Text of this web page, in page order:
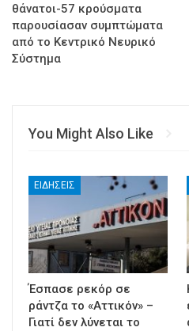
θάνατοι-57 κρούσματα
παρουσίασαν συμπτώματα
από το Κεντρικό Νευρικό
Σύστημα
You Might Also Like
ΕΙΔΉΣΕΙΣ
Έσπασε ρεκόρ σε
ράντζα το «Αττικόν» –
Γιατί δεν λύνεται το